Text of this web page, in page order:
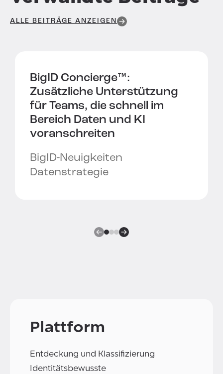
ALLE BEITRÄGE ANZEIGEN
BigID Concierge™:
Zusätzliche Unterstützung
für Teams, die schnell im
Bereich Daten und KI
voranschreiten
BigID-Neuigkeiten
Datenstrategie
Plattform
Entdeckung und Klassifizierung
Identitätsbewusste